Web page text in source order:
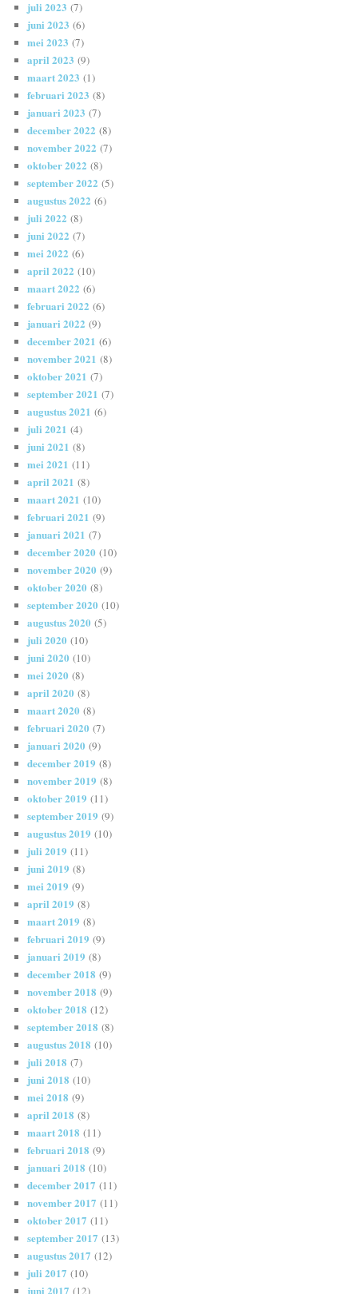
juli 2023 (7)
juni 2023 (6)
mei 2023 (7)
april 2023 (9)
maart 2023 (1)
februari 2023 (8)
januari 2023 (7)
december 2022 (8)
november 2022 (7)
oktober 2022 (8)
september 2022 (5)
augustus 2022 (6)
juli 2022 (8)
juni 2022 (7)
mei 2022 (6)
april 2022 (10)
maart 2022 (6)
februari 2022 (6)
januari 2022 (9)
december 2021 (6)
november 2021 (8)
oktober 2021 (7)
september 2021 (7)
augustus 2021 (6)
juli 2021 (4)
juni 2021 (8)
mei 2021 (11)
april 2021 (8)
maart 2021 (10)
februari 2021 (9)
januari 2021 (7)
december 2020 (10)
november 2020 (9)
oktober 2020 (8)
september 2020 (10)
augustus 2020 (5)
juli 2020 (10)
juni 2020 (10)
mei 2020 (8)
april 2020 (8)
maart 2020 (8)
februari 2020 (7)
januari 2020 (9)
december 2019 (8)
november 2019 (8)
oktober 2019 (11)
september 2019 (9)
augustus 2019 (10)
juli 2019 (11)
juni 2019 (8)
mei 2019 (9)
april 2019 (8)
maart 2019 (8)
februari 2019 (9)
januari 2019 (8)
december 2018 (9)
november 2018 (9)
oktober 2018 (12)
september 2018 (8)
augustus 2018 (10)
juli 2018 (7)
juni 2018 (10)
mei 2018 (9)
april 2018 (8)
maart 2018 (11)
februari 2018 (9)
januari 2018 (10)
december 2017 (11)
november 2017 (11)
oktober 2017 (11)
september 2017 (13)
augustus 2017 (12)
juli 2017 (10)
juni 2017 (12)